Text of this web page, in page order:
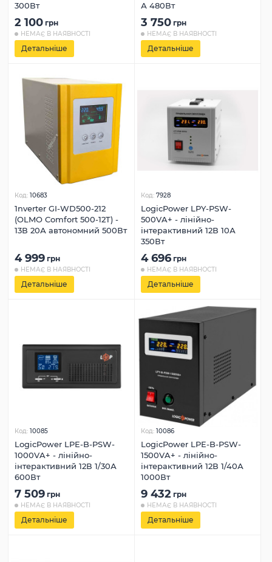
300Вт
2 100 грн
НЕМАЄ В НАЯВНОСТІ
Детальніше
А 480Вт
3 750 грн
НЕМАЄ В НАЯВНОСТІ
Детальніше
Код: 10683
1nverter GI-WD500-212
(OLMO Comfort 500-12T) -
13В 20А автономний 500Вт
4 999 грн
НЕМАЄ В НАЯВНОСТІ
Детальніше
Код: 7928
LogicPower LPY-PSW-
500VA+ - лінійно-
інтерактивний 12В 10А
350Вт
4 696 грн
НЕМАЄ В НАЯВНОСТІ
Детальніше
Код: 10085
LogicPower LPE-B-PSW-
1000VA+ - лінійно-
інтерактивний 12В 1/30А
600Вт
7 509 грн
НЕМАЄ В НАЯВНОСТІ
Детальніше
Код: 10086
LogicPower LPE-B-PSW-
1500VA+ - лінійно-
інтерактивний 12В 1/40А
1000Вт
9 432 грн
НЕМАЄ В НАЯВНОСТІ
Детальніше